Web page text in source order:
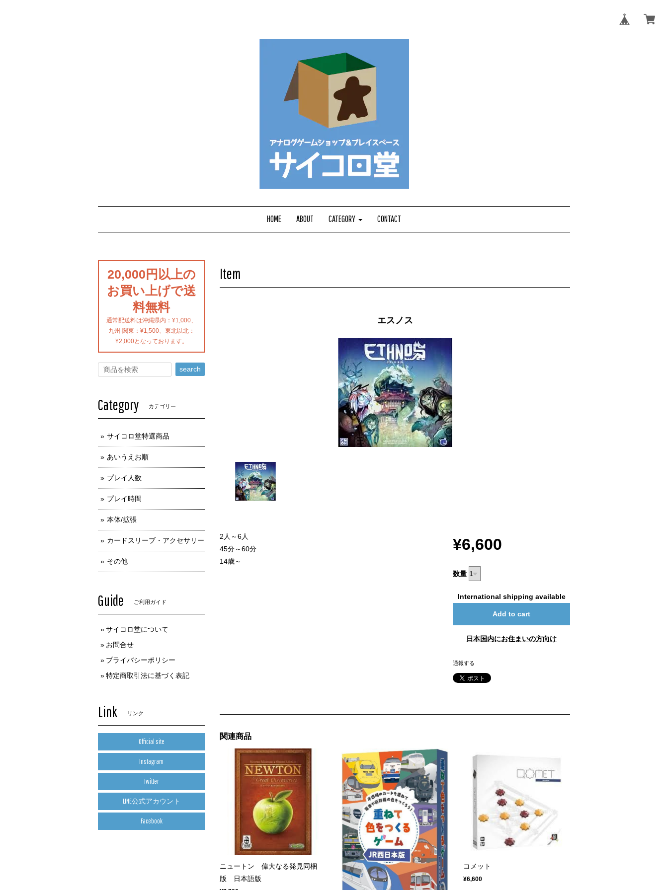
HOME ABOUT CATEGORY CONTACT
Item
エスノス
2人～6人
45分～60分
14歳～
¥6,600
数量
International shipping available
Add to cart
日本国内にお住まいの方向け
通報する
関連商品
ニュートン 偉大なる発見同梱
版 日本語版
コメット
¥6,600
20,000円以上の
お買い上げで送
料無料
通常配送料は沖縄県内：¥1,000、
九州-関東：¥1,500、東北以北：
¥2,000となっております。
search
Category カテゴリー
サイコロ堂特選商品
あいうえお順
プレイ人数
プレイ時間
本体/拡張
カードスリーブ・アクセサリー
その他
Guide ご利用ガイド
サイコロ堂について
お問合せ
プライバシーポリシー
特定商取引法に基づく表記
Link リンク
Official site
Instagram
Twitter
LINE公式アカウント
Facebook